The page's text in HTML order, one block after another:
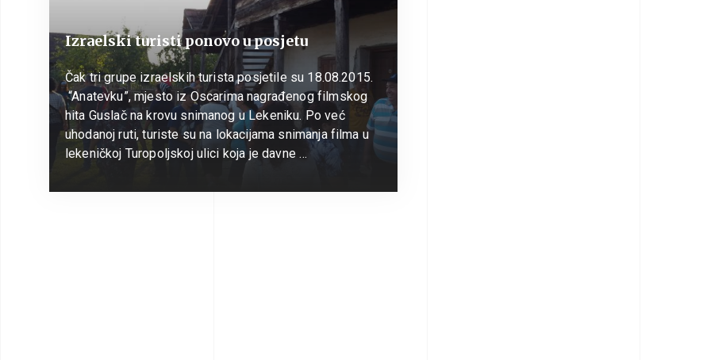
Izraelski turisti ponovo u posjetu
Čak tri grupe izraelskih turista posjetile su 18.08.2015.
“Anatevku”, mjesto iz Oscarima nagrađenog filmskog
hita Guslač na krovu snimanog u Lekeniku. Po već
uhodanoj ruti, turiste su na lokacijama snimanja filma u
lekeničkoj Turopoljskoj ulici koja je davne …